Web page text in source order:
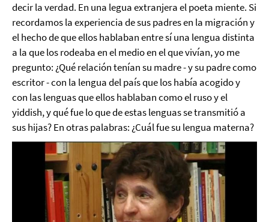
decir la verdad. En una legua extranjera el poeta miente. Si
recordamos la experiencia de sus padres en la migración y
el hecho de que ellos hablaban entre sí una lengua distinta
a la que los rodeaba en el medio en el que vivían, yo me
pregunto: ¿Qué relación tenían su madre - y su padre como
escritor - con la lengua del país que los había acogido y
con las lenguas que ellos hablaban como el ruso y el
yiddish, y qué fue lo que de estas lenguas se transmitió a
sus hijas? En otras palabras: ¿Cuál fue su lengua materna?